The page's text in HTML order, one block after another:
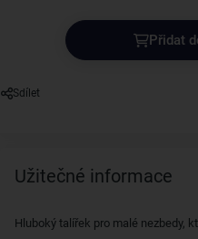
Přidat
Sdílet
Užitečné informace
Hluboký talířek pro malé nezbedy,